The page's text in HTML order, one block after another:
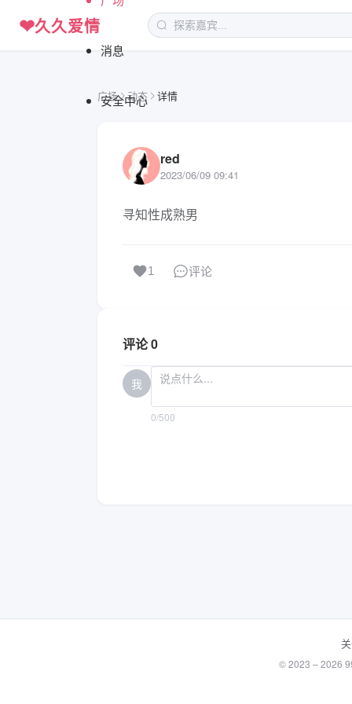
❤久久爱情
消息
安全中心
广场 动态 详情
red
2023/06/09 09:41
寻知性成熟男
1 评论
评论 0
我
0/500
© 2023 – 2026